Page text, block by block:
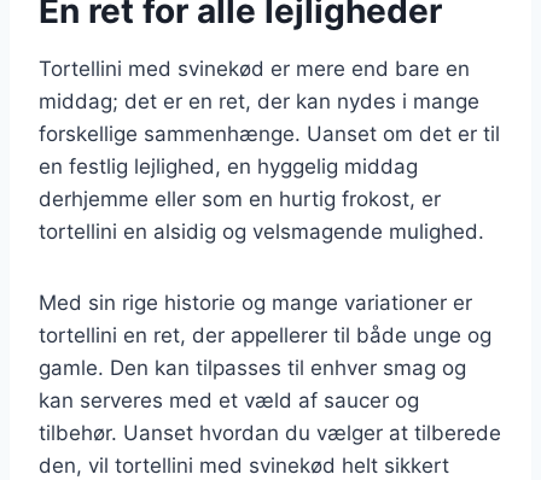
En ret for alle lejligheder
Tortellini med svinekød er mere end bare en
middag; det er en ret, der kan nydes i mange
forskellige sammenhænge. Uanset om det er til
en festlig lejlighed, en hyggelig middag
derhjemme eller som en hurtig frokost, er
tortellini en alsidig og velsmagende mulighed.
Med sin rige historie og mange variationer er
tortellini en ret, der appellerer til både unge og
gamle. Den kan tilpasses til enhver smag og
kan serveres med et væld af saucer og
tilbehør. Uanset hvordan du vælger at tilberede
den, vil tortellini med svinekød helt sikkert